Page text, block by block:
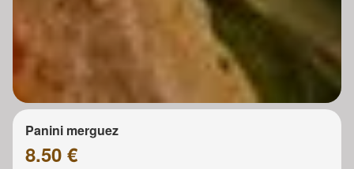
Panini merguez
8.50 €